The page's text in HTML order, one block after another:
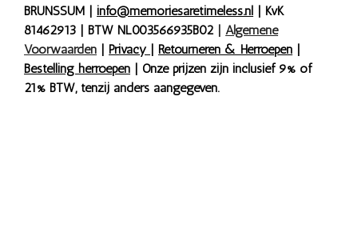
BRUNSSUM | info@memoriesaretimeless.nl
| KvK
81462913 | BTW NL003566935B02
Algemene
Voorwaarden
Privacy Retourneren & Herroepen
Bestelling herroepen | Onze prijzen zijn inclusief 9% of
21% BTW, tenzij anders aangegeven.